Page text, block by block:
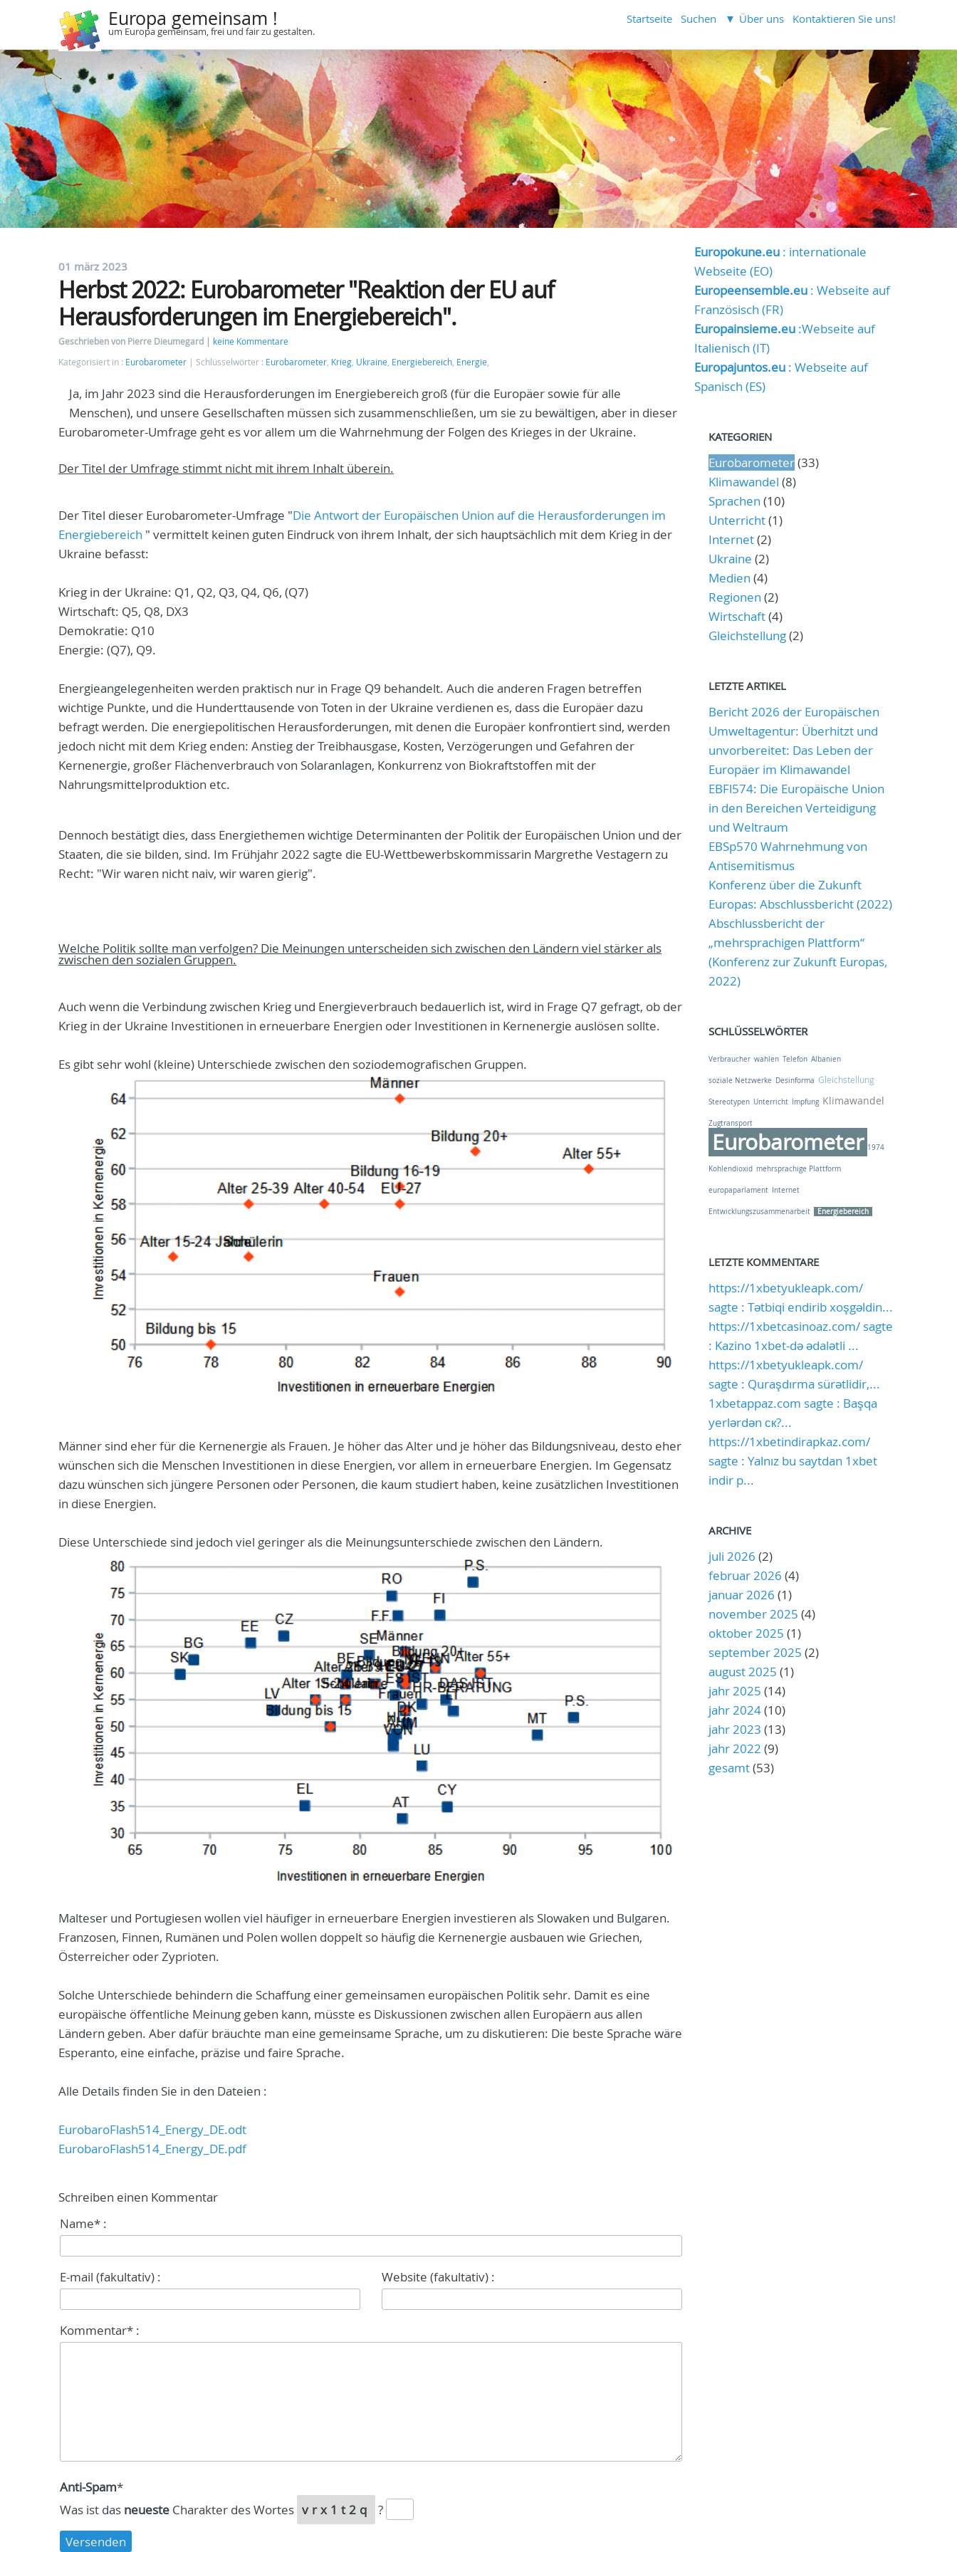
Europa gemeinsam !
um Europa gemeinsam, frei und fair zu gestalten.
Startseite Suchen Über uns Kontaktieren Sie uns!
01 märz 2023
Herbst 2022: Eurobarometer "Reaktion der EU auf
Herausforderungen im Energiebereich".
Geschrieben von Pierre Dieumegard
keine Kommentare
Kategorisiert in : Eurobarometer Schlüsselwörter : Eurobarometer, Krieg, Ukraine, Energiebereich, Energie,
Ja, im Jahr 2023 sind die Herausforderungen im Energiebereich groß (für die Europäer sowie für alle
Menschen), und unsere Gesellschaften müssen sich zusammenschließen, um sie zu bewältigen, aber in dieser
Eurobarometer-Umfrage geht es vor allem um die Wahrnehmung der Folgen des Krieges in der Ukraine.
Der Titel der Umfrage stimmt nicht mit ihrem Inhalt überein.
Der Titel dieser Eurobarometer-Umfrage "Die Antwort der Europäischen Union auf die Herausforderungen im
Energiebereich " vermittelt keinen guten Eindruck von ihrem Inhalt, der sich hauptsächlich mit dem Krieg in der
Ukraine befasst:
Krieg in der Ukraine: Q1, Q2, Q3, Q4, Q6, (Q7)
Wirtschaft: Q5, Q8, DX3
Demokratie: Q10
Energie: (Q7), Q9.
Energieangelegenheiten werden praktisch nur in Frage Q9 behandelt. Auch die anderen Fragen betreffen
wichtige Punkte, und die Hunderttausende von Toten in der Ukraine verdienen es, dass die Europäer dazu
befragt werden. Die energiepolitischen Herausforderungen, mit denen die Europäer konfrontiert sind, werden
jedoch nicht mit dem Krieg enden: Anstieg der Treibhausgase, Kosten, Verzögerungen und Gefahren der
Kernenergie, großer Flächenverbrauch von Solaranlagen, Konkurrenz von Biokraftstoffen mit der
Nahrungsmittelproduktion etc.
Dennoch bestätigt dies, dass Energiethemen wichtige Determinanten der Politik der Europäischen Union und der
Staaten, die sie bilden, sind. Im Frühjahr 2022 sagte die EU-Wettbewerbskommissarin Margrethe Vestagern zu
Recht: "Wir waren nicht naiv, wir waren gierig".
Welche Politik sollte man verfolgen? Die Meinungen unterscheiden sich zwischen den Ländern viel stärker als
zwischen den sozialen Gruppen.
Auch wenn die Verbindung zwischen Krieg und Energieverbrauch bedauerlich ist, wird in Frage Q7 gefragt, ob der
Krieg in der Ukraine Investitionen in erneuerbare Energien oder Investitionen in Kernenergie auslösen sollte.
Es gibt sehr wohl (kleine) Unterschiede zwischen den soziodemografischen Gruppen.
Männer sind eher für die Kernenergie als Frauen. Je höher das Alter und je höher das Bildungsniveau, desto eher
wünschen sich die Menschen Investitionen in diese Energien, vor allem in erneuerbare Energien. Im Gegensatz
dazu wünschen sich jüngere Personen oder Personen, die kaum studiert haben, keine zusätzlichen Investitionen
in diese Energien.
Diese Unterschiede sind jedoch viel geringer als die Meinungsunterschiede zwischen den Ländern.
Malteser und Portugiesen wollen viel häufiger in erneuerbare Energien investieren als Slowaken und Bulgaren.
Franzosen, Finnen, Rumänen und Polen wollen doppelt so häufig die Kernenergie ausbauen wie Griechen,
Österreicher oder Zyprioten.
Solche Unterschiede behindern die Schaffung einer gemeinsamen europäischen Politik sehr. Damit es eine
europäische öffentliche Meinung geben kann, müsste es Diskussionen zwischen allen Europäern aus allen
Ländern geben. Aber dafür bräuchte man eine gemeinsame Sprache, um zu diskutieren: Die beste Sprache wäre
Esperanto, eine einfache, präzise und faire Sprache.
Alle Details finden Sie in den Dateien :
EurobaroFlash514_Energy_DE.odt
EurobaroFlash514_Energy_DE.pdf
Schreiben einen Kommentar
Name* :
E-mail (fakultativ) : Website (fakultativ) :
Kommentar* :
Anti-Spam*
Was ist das neueste Charakter des Wortes vrx1t2q ?
Europokune.eu: internationale
Webseite (EO)
Europeensemble.eu: Webseite auf
Französisch (FR)
Europainsieme.eu:Webseite auf
Italienisch (IT)
Europajuntos.eu: Webseite auf
Spanisch (ES)
KATEGORIEN
Eurobarometer(33)
Klimawandel (8)
Sprachen (10)
Unterricht(1)
Internet(2)
Ukraine (2)
Medien (4)
Regionen (2)
Wirtschaft(4)
Gleichstellung(2)
LETZTE ARTIKEL
Bericht 2026 der Europäischen
Umweltagentur: Überhitzt und
unvorbereitet: Das Leben der
Europäer im Klimawandel
EBFl574: Die Europäische Union
in den Bereichen Verteidigung
und Weltraum
EBSp570 Wahrnehmung von
Antisemitismus
Konferenz über die Zukunft
Europas: Abschlussbericht (2022)
Abschlussbericht der
„mehrsprachigen Plattform“
(Konferenz zur Zukunft Europas,
2022)
SCHLÜSSELWÖRTER
Verbraucher wahlen Telefon Albanien
soziale Netzwerke Desinforma Gleichstellung
Stereotypen Unterricht Impfung Klimawandel
Zugtransport
Eurobarometer 1974
Kohlendioxid mehrsprachige Plattform
europaparlament Internet
Entwicklungszusammenarbeit Energiebereich
LETZTE KOMMENTARE
https://1xbetyukleapk.com/
sagte : Tətbiqi endirib xoşgəldin...
https://1xbetcasinoaz.com/ sagte
: Kazino 1xbet-də ədalətli ...
https://1xbetyukleapk.com/
sagte : Quraşdırma sürətlidir,...
1xbetappaz.com sagte : Başqa
yerlərdən ск?...
https://1xbetindirapkaz.com/
sagte : Yalnız bu saytdan 1xbet
indir p...
ARCHIVE
juli 2026 (2)
februar 2026 (4)
januar 2026 (1)
november 2025 (4)
oktober 2025 (1)
september 2025 (2)
august 2025 (1)
jahr 2025 (14)
jahr 2024(10)
jahr 2023 (13)
jahr 2022 (9)
gesamt(53)